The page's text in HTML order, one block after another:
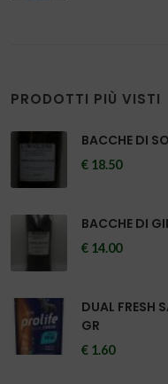
PRODOTTI PIÙ VISTI
BACCHE DI
€ 18.50
BACCHE DI
€ 14.00
DUAL FRESH
GR
€ 1.60